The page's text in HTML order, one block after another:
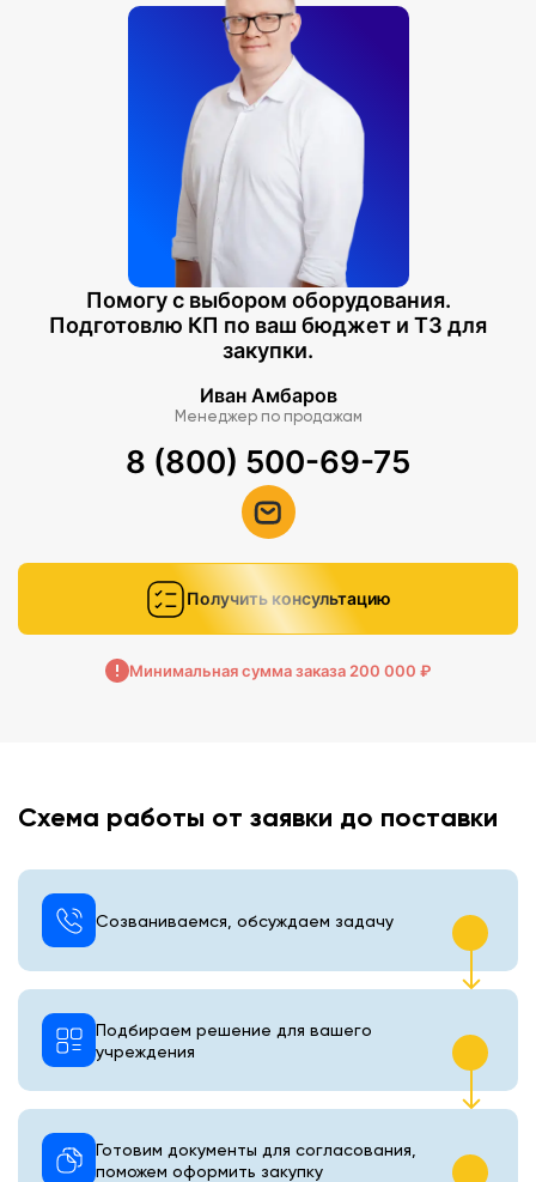
Помогу с выбором оборудования.
Подготовлю КП по ваш бюджет и ТЗ для
закупки.
Иван Амбаров
Менеджер по продажам
8 (800) 500-69-75
Получить консультацию
Минимальная сумма заказа 200 000 ₽
Схема работы от заявки до поставки
Созваниваемся, обсуждаем задачу
Подбираем решение для вашего
учреждения
Готовим документы для согласования,
поможем оформить закупку